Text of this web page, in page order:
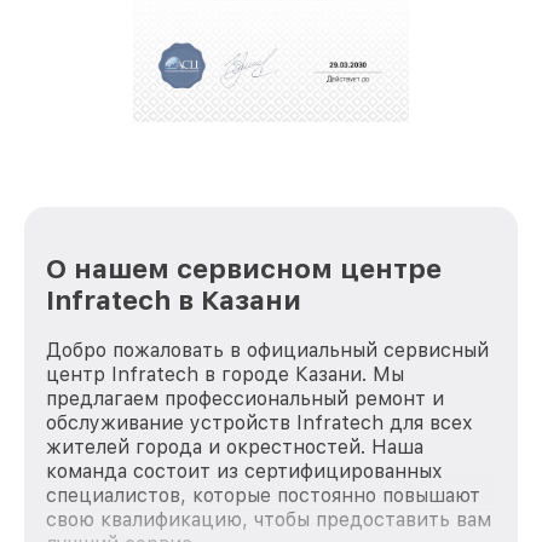
положительные отзывы и обрели отличную
репутацию. Мы постоянно совершенствуемся и
О нашем сервисном центре
Infratech в Казани
Добро пожаловать в официальный сервисный
центр Infratech в городе Казани. Мы
предлагаем профессиональный ремонт и
обслуживание устройств Infratech для всех
жителей города и окрестностей. Наша
команда состоит из сертифицированных
специалистов, которые постоянно повышают
свою квалификацию, чтобы предоставить вам